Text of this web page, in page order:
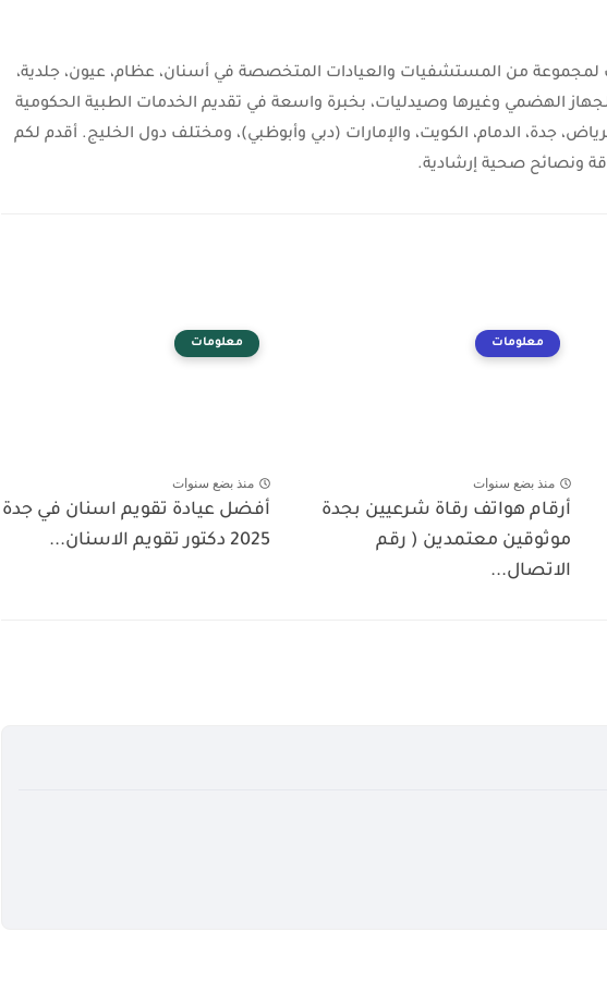
من المستشفيات والعيادات المتخصصة في أسنان، عظام، عيون، جلدية،
الهضمي وغيرها وصيدليات، بخبرة واسعة في تقديم الخدمات الطبية الحكومية
جدة، الدمام، الكويت، والإمارات (دبي وأبوظبي)، ومختلف دول الخليج. أقدم لكم
ونصائح صحية إرشادية.
معلومات
منذ بضع سنوات
أرقام هواتف رقاة شرعيين بجدة
موثوقين معتمدين ( رقم
الاتصال...
معلومات
منذ بضع سنوات
أفضل عيادة تقويم اسنان في جدة
2025 دكتور تقويم الاسنان...